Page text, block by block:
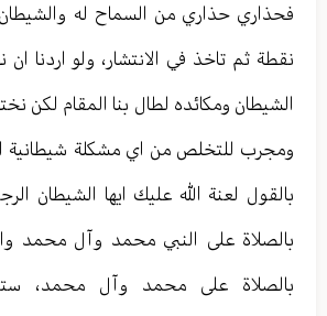
فحذاري حذاري من السماح له والشيطان
نقطة ثم تاخذ في الانتشار، ولو اردنا
الشيطان ومكائده لطال بنا المقام لكن
ومجرب للتخلص من اي مشكلة شيطانية
بالقول لعنة الله عليك ايها الشيطان
بالصلاة على النبي محمد وآل محمد
بالصلاة على محمد وآل محمد،